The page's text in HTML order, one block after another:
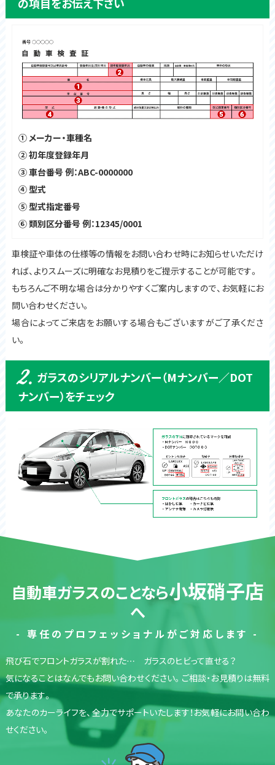
① メーカー・車種名
② 初年度登録年月
③ 車台番号 例：ABC-0000000
④ 型式
⑤ 型式指定番号
⑥ 類別区分番号 例：12345/0001
車検証や車体の仕様等の情報をお問い合わせ時にお知らせいただけ
れば、よりスムーズに明確なお見積りをご提示することが可能です。
もちろんご不明な場合は分かりやすくご案内しますので、お気軽にお
問い合わせください。
場合によってご来店をお願いする場合もございますがご了承くださ
い。
2. ガラスのシリアルナンバー（Mナンバー／DOT
ナンバー）をチェック
自動車ガラスのことなら小坂硝子店
へ
- 専任のプロフェッショナルがご対応します -
飛び石でフロントガラスが割れた… ガラスのヒビって直せる？
気になることはなんでもお問い合わせください。ご相談・お見積りは無料
で承ります。
あなたのカーライフを、全力でサポートいたします！お気軽にお問い合わ
せください。